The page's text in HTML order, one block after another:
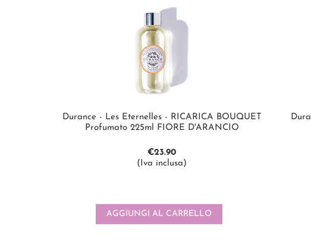
Durance - Les Eternelles - RICARICA BOUQUET
Profumato 225ml FIORE D'ARANCIO
€23.90
(Iva inclusa)
AGGIUNGI AL CARRELLO